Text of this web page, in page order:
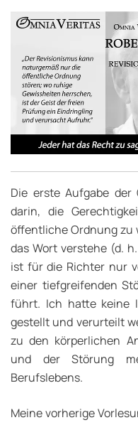
Die erste Aufgabe
darin, die
öffentliche Ordnung zu
das Wort verstehe (d.
ist für die Richter nur
einer tiefgreifenden
führt. Ich hatte keine
gestellt und verurteilt
zu den körperlichen
und der Störung
Berufslebens.
Meine vorherige